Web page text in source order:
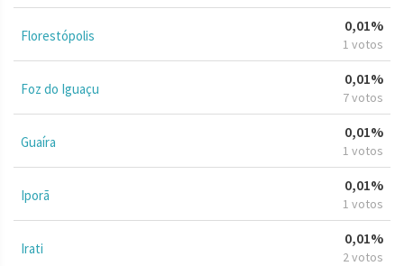
Florestópolis
0,01%
1 votos
Foz do Iguaçu
0,01%
7 votos
Guaíra
0,01%
1 votos
Iporã
0,01%
1 votos
Irati
0,01%
2 votos